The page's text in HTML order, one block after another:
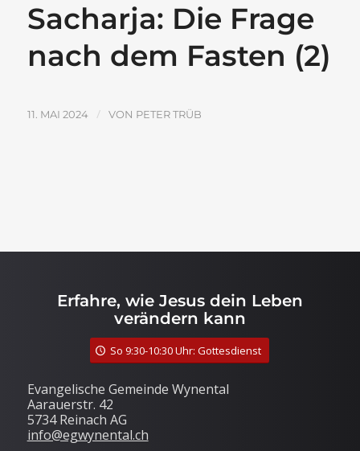
Sacharja: Die Frage
nach dem Fasten (2)
11. MAI 2024 / VON PETER TRÜB
Erfahre, wie Jesus dein Leben
verändern kann
So 9:30-10:30 Uhr: Gottesdienst
Evangelische Gemeinde Wynental
Aarauerstr. 42
5734 Reinach AG
info@egwynental.ch